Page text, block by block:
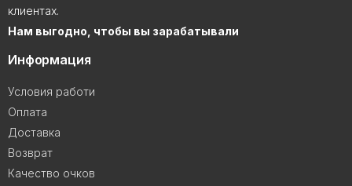
клиентах.
Нам выгодно, чтобы вы зарабатывали
Информация
Условия работи
Оплата
Доставка
Возврат
Качество очков